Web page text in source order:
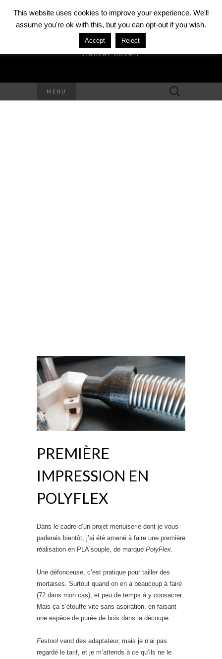
DAVID MÉZIÈRE
Hacker ouvert
MENU Rechercher :
PREMIÈRE
IMPRESSION EN
POLYFLEX
Dans le cadre d’un projet menuiserie dont je vous
parlerais bientôt, j’ai été amené à faire une première
réalisation en PLA souple, de marque PolyFlex.
Une défonceuse, c’est pratique pour tailler des
mortaises. Surtout quand on en a beaucoup à faire
(72 dans mon cas), et peu de temps à y consacrer.
Mais ça s’étouffe vite sans aspiration, en faisant
une espèce de purée de bois dans la découpe.
Festool vend des adaptateur, mais je n’ai pas
regardé le tarif, et je m’attends à ce qu’ils ne le
This website uses cookies to improve your experience. We'll
assume you're ok with this, but you can opt-out if you wish.
Accept Reject